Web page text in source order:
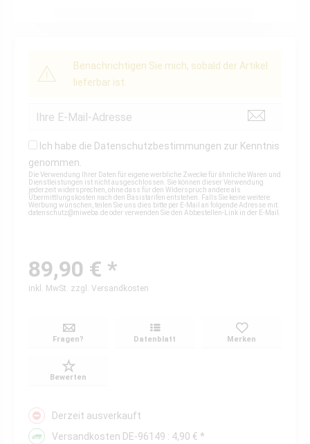
Benachrichtigen Sie mich, sobald der Artikel
lieferbar ist.
Ich habe die Datenschutzbestimmungen zur Kenntnis
genommen.
Die Verwendung Ihrer Daten für eigene werbliche Zwecke für ähnliche Waren und
Dienstleistungen ist nicht ausgeschlossen. Sie können dieser Verwendung
jederzeit widersprechen, ohne dass für den Widerspruch andere als
Übermittlungskosten nach den Basistarifen entstehen. Falls Sie keine weitere
Werbung wünschen, teilen Sie uns dies bitte per E-Mail an folgende Adresse mit:
datenschutz@miweba.deoder verwenden Sie den Abbestellen-Link in der E-Mail.
89,90 € *
inkl. MwSt. zzgl. Versandkosten
Fragen? Datenblatt Merken
Bewerten
Derzeit ausverkauft
Versandkosten DE-96149 : 4,90 € *